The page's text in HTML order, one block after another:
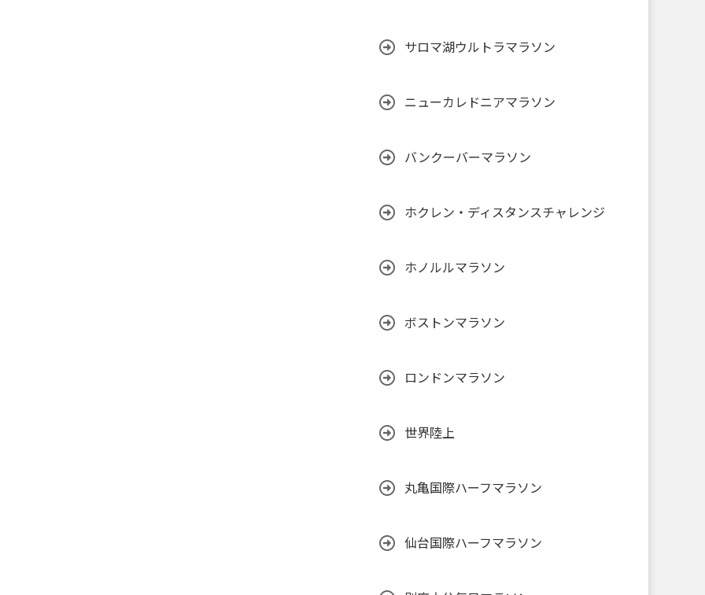
サロマ湖ウルトラマラソン
ニューカレドニアマラソン
バンクーバーマラソン
ホクレン・ディスタンスチャレンジ
ホノルルマラソン
ボストンマラソン
ロンドンマラソン
世界陸上
丸亀国際ハーフマラソン
仙台国際ハーフマラソン